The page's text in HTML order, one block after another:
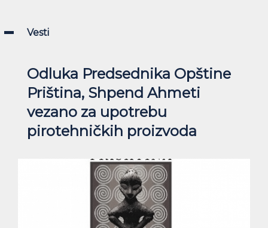
Vesti
Odluka Predsednika Opštine
Priština, Shpend Ahmeti
vezano za upotrebu
pirotehničkih proizvoda